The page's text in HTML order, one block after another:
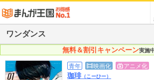
ワンダンス
無料＆割引キャンペーン実施
青年 映画化 アニメ化
珈琲 （こーひー）